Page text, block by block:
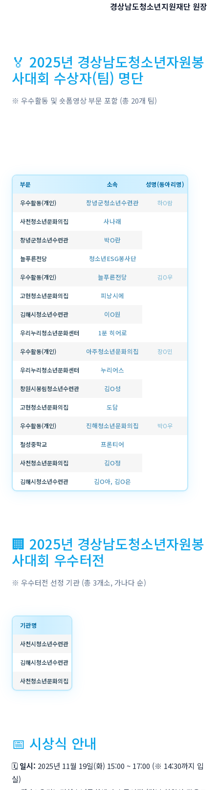
경상남도청소년지원재단 원장
🏅 2025년 경상남도청소년자원봉
사대회 수상자(팀) 명단
※ 우수활동 및 숏폼영상 부문 포함 (총 20개 팀)
부문 소속 성명(동아리명)
우수활동(개인) 창녕군청소년수련관 하O람
사천청소년문화의집 사나래
창녕군청소년수련관 박O란
늘푸른전당 청소년ESG봉사단
우수활동(개인) 늘푸른전당 김O우
고현청소년문화의집 피낭시에
김해시청소년수련관 이O원
우리누리청소년문화센터 1분 히어로
우수활동(개인) 아주청소년문화의집 장O민
우리누리청소년문화센터 누리어스
창원시봉림청소년수련관 김O성
고현청소년문화의집 도담
우수활동(개인) 진해청소년문화의집 박O우
철성중학교 프론티어
사천청소년문화의집 김O정
김해시청소년수련관 김O아, 김O은
🏢 2025년 경상남도청소년자원봉
사대회 우수터전
※ 우수터전 선정 기관 (총 3개소, 가나다 순)
기관명
사천시청소년수련관
김해시청소년수련관
사천청소년문화의집
📅 시상식 안내
🗓 일시: 2025년 11월 19일(화) 15:00 ~ 17:00 (※ 14:30까지 입
실)